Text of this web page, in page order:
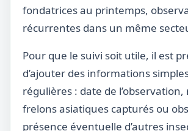
fondatrices au printemps,
récurrentes dans un même
Pour que le suivi soit utile, il est
d’ajouter des informations
régulières : date de
frelons asiatiques capturés ou
présence éventuelle d’autres